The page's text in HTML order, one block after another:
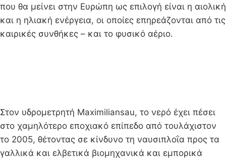
που θα μείνει στην Ευρώπη ως επιλογή είναι η αιολική
και η ηλιακή ενέργεια, οι οποίες επηρεάζονται από τις
καιρικές συνθήκες – και το φυσικό αέριο.
Στον υδρομετρητή Maximiliansau, το νερό έχει πέσει
στο χαμηλότερο εποχιακό επίπεδο από τουλάχιστον
το 2005, θέτοντας σε κίνδυνο τη ναυσιπλοΐα προς τα
γαλλικά και ελβετικά βιομηχανικά και εμπορικά